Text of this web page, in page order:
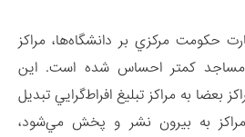
حکومت مرکزي بر دانشگاه‌ها، مراکز
کمتر احساس شده است. اين
بعضا به مراکز تبليغ افراط‌گرايي تبديل
به بيرون نشر و پخش مي‌شود،